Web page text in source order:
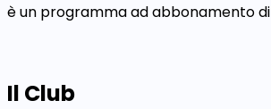
è un programma ad abbonamento di
Il Club